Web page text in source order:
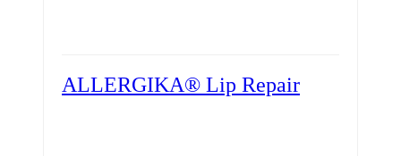
ALLERGIKA® Lip Repair